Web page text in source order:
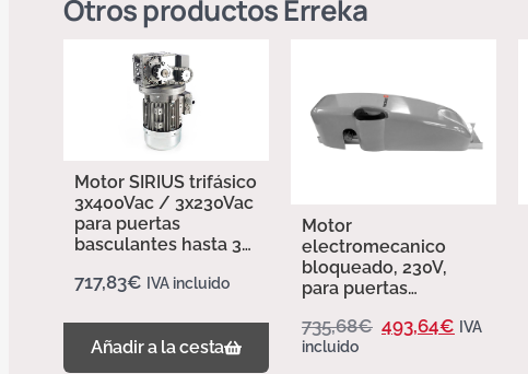
Otros productosErreka
Motor SIRIUS trifásico
3x400Vac / 3x230Vac
para puertas
basculantes hasta 30
717,83€ IVA incluido
Añadir a la cesta
Motor
electromecanico
bloqueado, 230V,
para puertas
Cuadro
INCORPORADO. HERA
735,68€ 493,64€ IVA
incluido